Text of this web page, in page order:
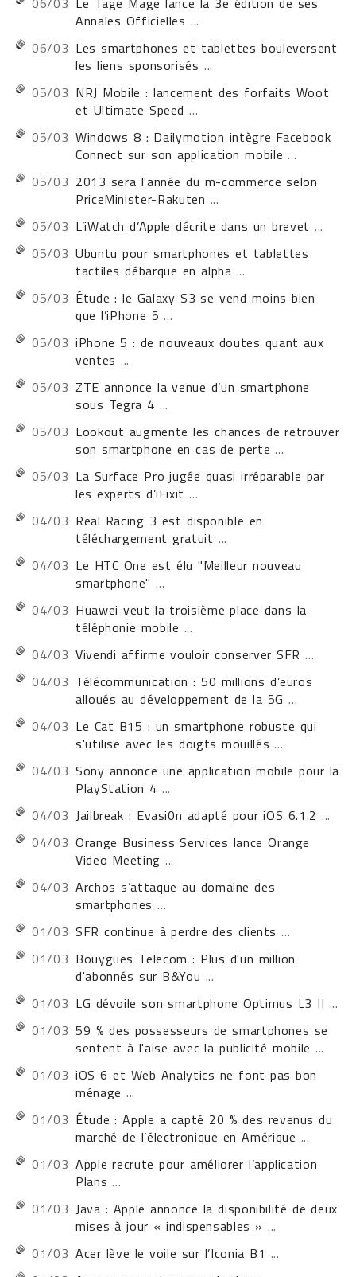
Annales Officielles ...
06/03 Les smartphones et tablettes bouleversent
les liens sponsorisés ...
05/03 NRJ Mobile : lancement des forfaits Woot
et Ultimate Speed ...
05/03 Windows 8 : Dailymotion intègre Facebook
Connect sur son application mobile ...
05/03 2013 sera l'année du m-commerce selon
PriceMinister-Rakuten ...
05/03 L’iWatch d’Apple décrite dans un brevet ...
05/03 Ubuntu pour smartphones et tablettes
tactiles débarque en alpha ...
05/03 Étude : le Galaxy S3 se vend moins bien
que l’iPhone 5 ...
05/03 iPhone 5 : de nouveaux doutes quant aux
ventes ...
05/03 ZTE annonce la venue d’un smartphone
sous Tegra 4 ...
05/03 Lookout augmente les chances de retrouver
son smartphone en cas de perte ...
05/03 La Surface Pro jugée quasi irréparable par
les experts d’iFixit ...
04/03 Real Racing 3 est disponible en
téléchargement gratuit ...
04/03 Le HTC One est élu "Meilleur nouveau
smartphone"...
04/03 Huawei veut la troisième place dans la
téléphonie mobile ...
04/03 Vivendi affirme vouloir conserver SFR ...
04/03 Télécommunication : 50 millions d’euros
alloués au développement de la 5G ...
04/03 Le Cat B15 : un smartphone robuste qui
s'utilise avec les doigts mouillés ...
04/03 Sony annonce une application mobile pour la
PlayStation 4 ...
04/03 Jailbreak : Evasi0n adapté pour iOS 6.1.2 ...
04/03 Orange Business Services lance Orange
Video Meeting ...
04/03 Archos s’attaque au domaine des
smartphones ...
01/03 SFR continue à perdre des clients ...
01/03 Bouygues Telecom : Plus d'un million
d'abonnés sur B&You ...
01/03 LG dévoile son smartphone Optimus L3 II ...
01/03 59 % des possesseurs de smartphones se
sentent à l'aise avec la publicité mobile...
01/03 iOS 6 et Web Analytics ne font pas bon
ménage ...
01/03 Étude : Apple a capté 20 % des revenus du
marché de l’électronique en Amérique ...
01/03 Apple recrute pour améliorer l’application
Plans ...
01/03 Java : Apple annonce la disponibilité de deux
mises à jour « indispensables » ...
01/03 Acer lève le voile sur l’Iconia B1 ...